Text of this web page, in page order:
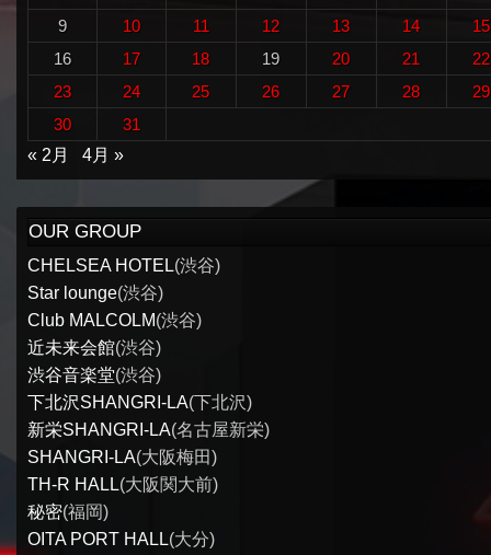
9
10 11 12 13 14
15
16
17 18 19 20 21
22
23
24 25 26 27 28
29
30
31
« 2月
4月 »
OUR GROUP
CHELSEA HOTEL(渋谷)
Star lounge(渋谷)
Club MALCOLM(渋谷)
近未来会館(渋谷)
渋谷音楽堂(渋谷)
下北沢SHANGRI-LA(下北沢)
新栄SHANGRI-LA(名古屋新栄)
SHANGRI-LA(大阪梅田)
TH-R HALL(大阪関大前)
秘密(福岡)
OITA PORT HALL(大分)